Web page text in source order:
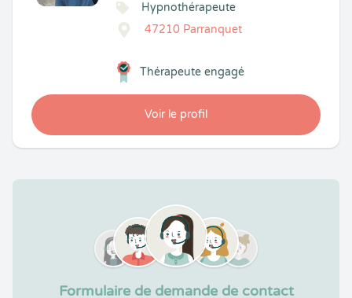
Hypnothérapeute
47210 Parranquet
Voir le profil
Thérapeute engagé
Formulaire de demande de contact